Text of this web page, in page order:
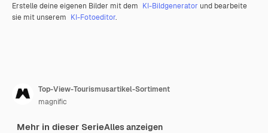
Erstelle deine eigenen Bilder mit dem KI-Bildgenerator und bearbeite
sie mit unserem KI-Fotoeditor.
Top-View-Tourismusartikel-Sortiment
magnific
Mehr in dieser SerieAlles anzeigen